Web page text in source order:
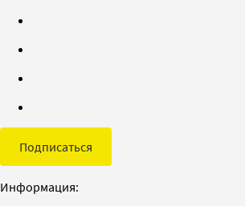
Подписаться
Информация: